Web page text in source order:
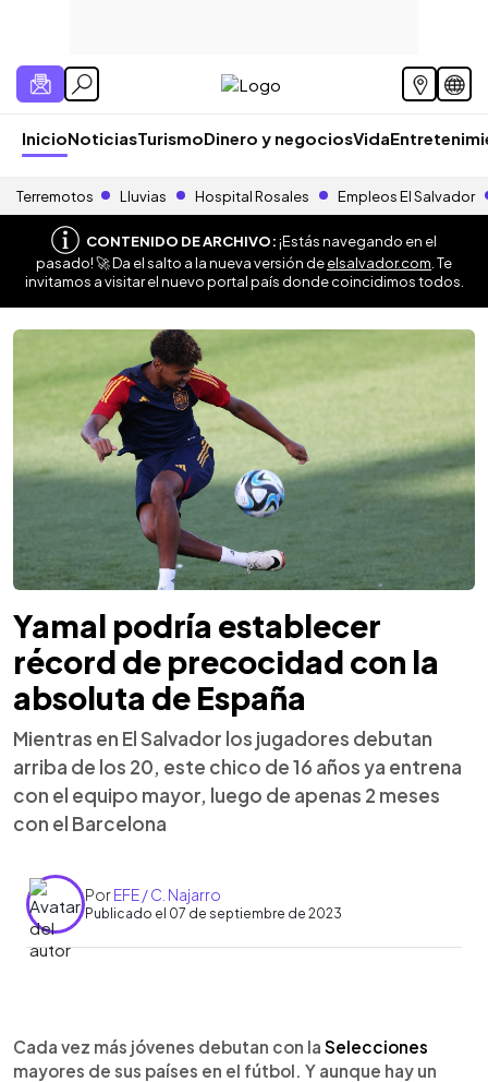
InicioNoticiasTurismoDinero y negociosVida
Terremotos Lluvias Hospital Rosales Empleos El Salvador
CONTENIDO DE ARCHIVO:¡Estás navegando en el
pasado! 🚀 Da el salto a la nueva versión deelsalvador.com . Te
invitamos a visitar el nuevo portal país donde coincidimos todos.
Yamal podría establecer
récord de precocidad con la
absoluta de España
Mientras en El Salvador los jugadores debutan
arriba de los 20, este chico de 16 años ya entrena
con el equipo mayor, luego de apenas 2 meses
con el Barcelona
PorEFE / C. Najarro
Publicado el 07 de septiembre de 2023
Escuchar artículo
Cada vez más jóvenes debutan con la Selecciones
mayores de sus países en el fútbol. Y aunque hay un